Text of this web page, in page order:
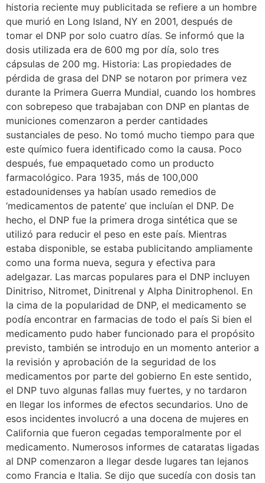
historia reciente muy publicitada se refiere a un hombre
que murió en Long Island, NY en 2001, después de
tomar el DNP por solo cuatro días. Se informó que la
dosis utilizada era de 600 mg por día, solo tres
cápsulas de 200 mg. Historia: Las propiedades de
pérdida de grasa del DNP se notaron por primera vez
durante la Primera Guerra Mundial, cuando los hombres
con sobrepeso que trabajaban con DNP en plantas de
municiones comenzaron a perder cantidades
sustanciales de peso. No tomó mucho tiempo para que
este químico fuera identificado como la causa. Poco
después, fue empaquetado como un producto
farmacológico. Para 1935, más de 100,000
estadounidenses ya habían usado remedios de
‘medicamentos de patente’ que incluían el DNP. De
hecho, el DNP fue la primera droga sintética que se
utilizó para reducir el peso en este país. Mientras
estaba disponible, se estaba publicitando ampliamente
como una forma nueva, segura y efectiva para
adelgazar. Las marcas populares para el DNP incluyen
Dinitriso, Nitromet, Dinitrenal y Alpha Dinitrophenol. En
la cima de la popularidad de DNP, el medicamento se
podía encontrar en farmacias de todo el país Si bien el
medicamento pudo haber funcionado para el propósito
previsto, también se introdujo en un momento anterior a
la revisión y aprobación de la seguridad de los
medicamentos por parte del gobierno En este sentido,
el DNP tuvo algunas fallas muy fuertes, y no tardaron
en llegar los informes de efectos secundarios. Uno de
esos incidentes involucró a una docena de mujeres en
California que fueron cegadas temporalmente por el
medicamento. Numerosos informes de cataratas ligadas
al DNP comenzaron a llegar desde lugares tan lejanos
como Francia e Italia. Se dijo que sucedía con dosis tan